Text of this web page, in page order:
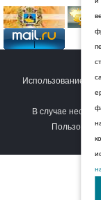
©
Использование
В случае